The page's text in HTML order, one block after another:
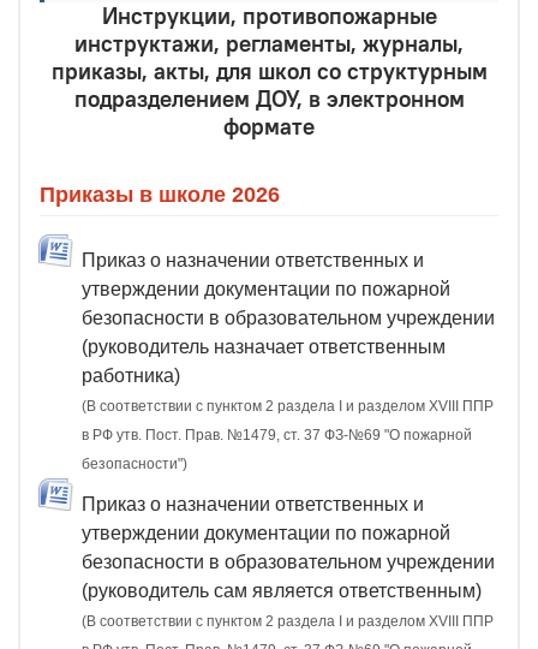
Инструкции, противопожарные
инструктажи, регламенты, журналы,
приказы, акты, для школ со структурным
подразделением ДОУ, в электронном
формате
Приказы в школе 2026
Приказ о назначении ответственных и
утверждении документации по пожарной
безопасности в образовательном учреждении
(руководитель назначает ответственным
работника)
(В соответствии с пунктом 2 раздела I и разделом XVIII ППР
в РФ утв. Пост. Прав. №1479, ст. 37 ФЗ-№69 "О пожарной
безопасности")
Приказ о назначении ответственных и
утверждении документации по пожарной
безопасности в образовательном учреждении
(руководитель сам является ответственным)
(В соответствии с пунктом 2 раздела I и разделом XVIII ППР